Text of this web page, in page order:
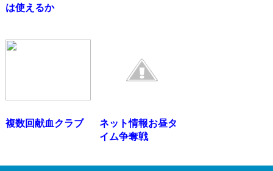
は使えるか
複数回献血クラブ
ネット情報お昼タ
イム争奪戦